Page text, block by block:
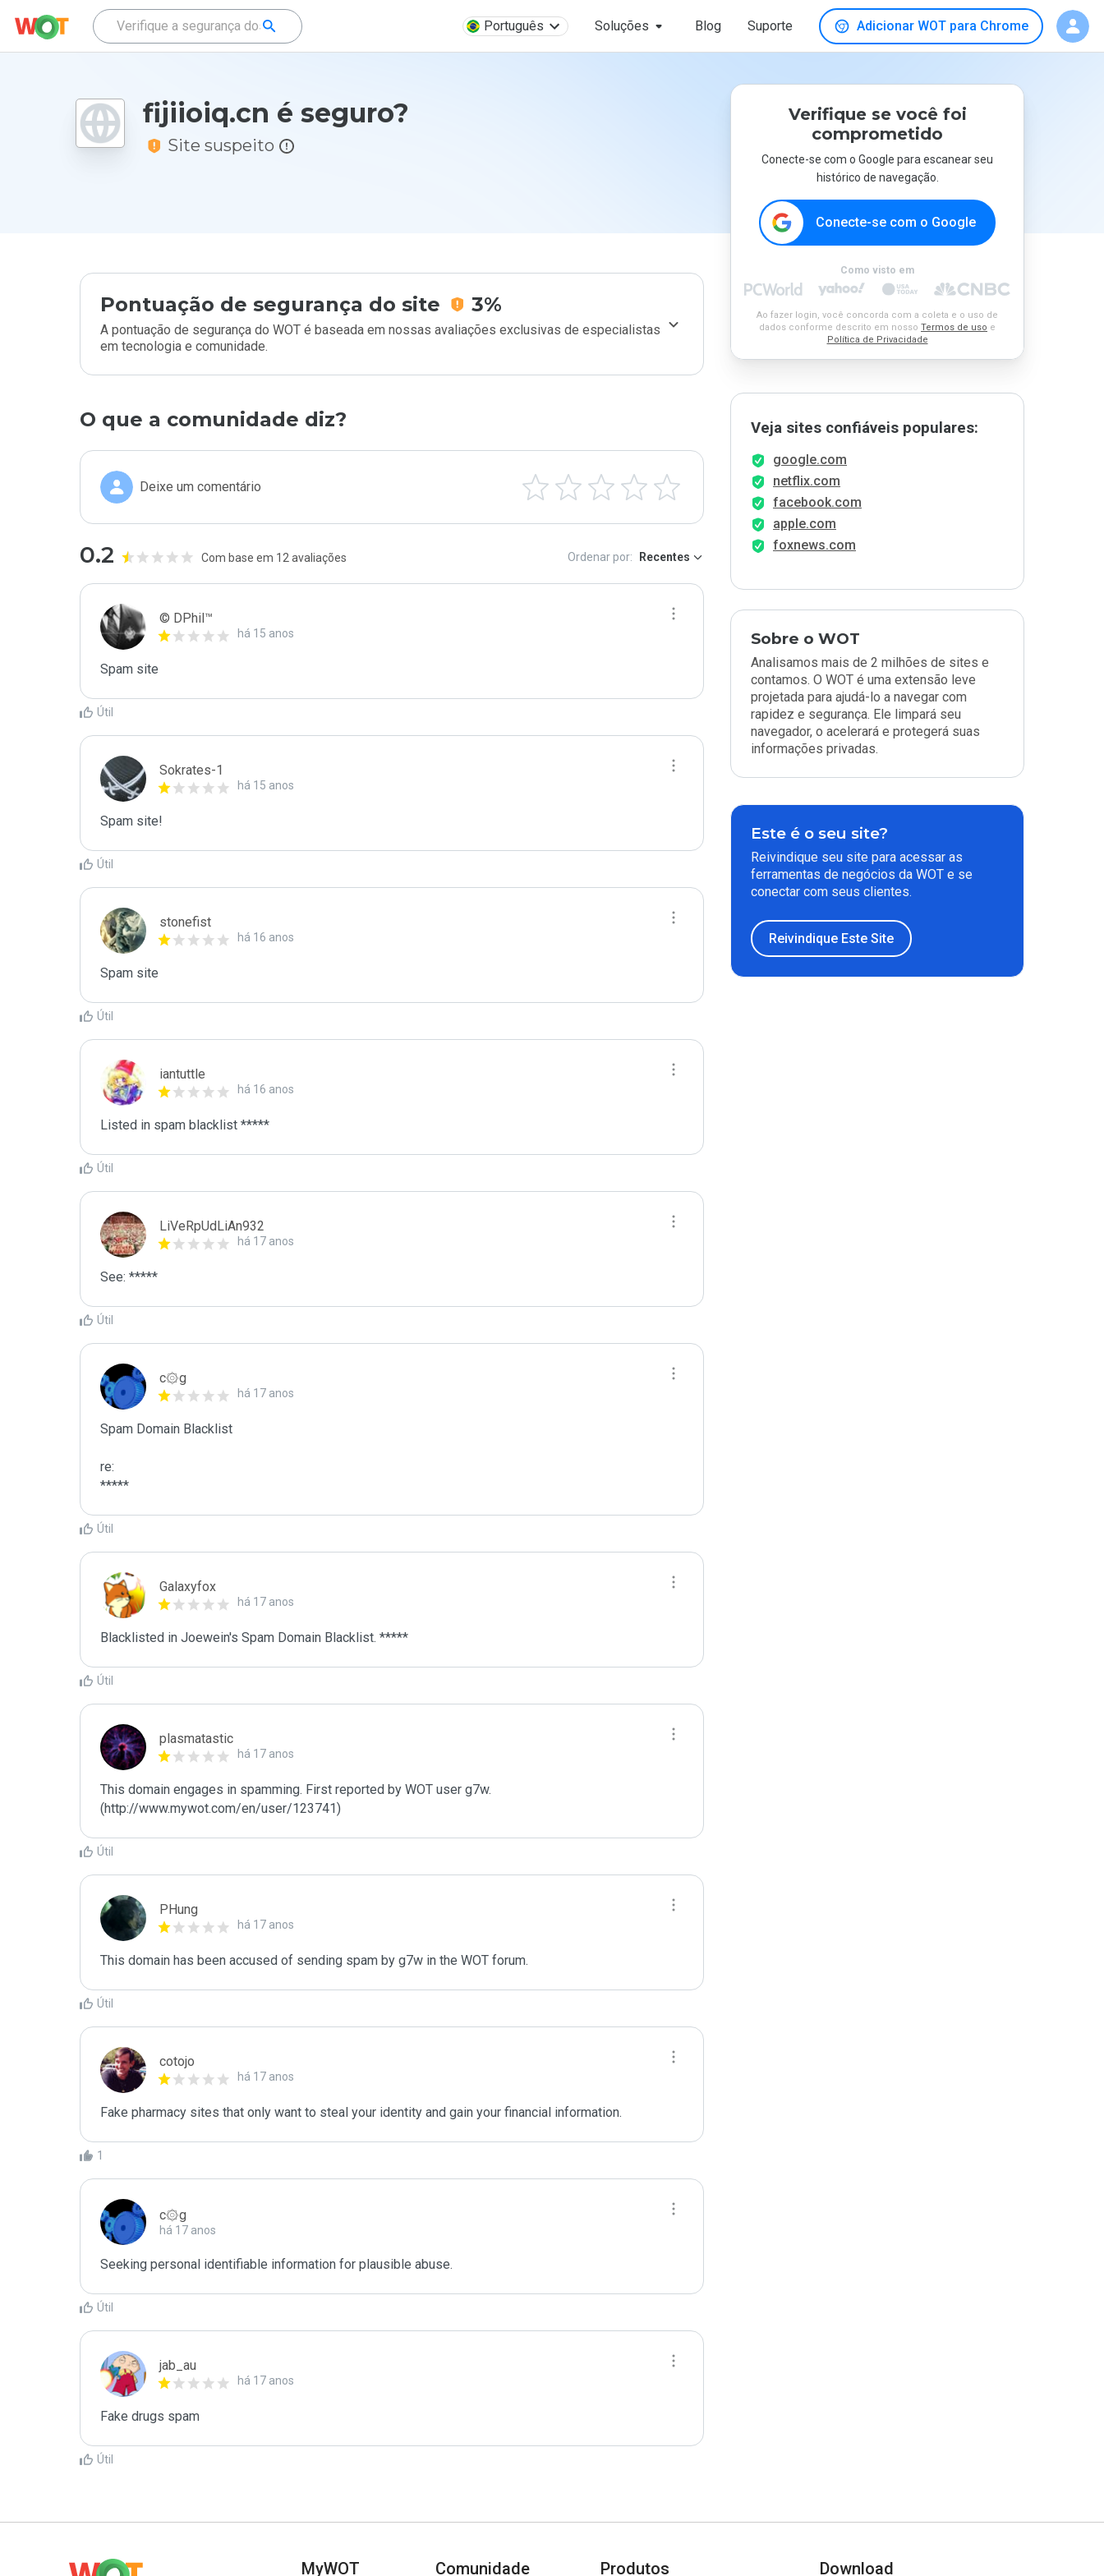
Português Soluções Blog Suporte Adicionar WOT para Chrome
fijiioiq.cn é seguro?
Site suspeito
Pontuação de segurança do site 3%
A pontuação de segurança do WOT é baseada em nossas avaliações exclusivas de especialistas
em tecnologia e comunidade.
O que a comunidade diz?
Deixe um comentário
0.2 Com base em 12 avaliações Ordenar por: Recentes
© DPhil™
há 15 anos
Spam site
Útil
Sokrates-1
há 15 anos
Spam site!
Útil
stonefist
há 16 anos
Spam site
Útil
iantuttle
há 16 anos
Listed in spam blacklist *****
Útil
LiVeRpUdLiAn932
há 17 anos
See: *****
Útil
c۞g
há 17 anos
Spam Domain Blacklist
re:
*****
Útil
Galaxyfox
há 17 anos
Blacklisted in Joewein's Spam Domain Blacklist. *****
Útil
plasmatastic
há 17 anos
This domain engages in spamming. First reported by WOT user g7w.
(http://www.mywot.com/en/user/123741)
Útil
PHung
há 17 anos
This domain has been accused of sending spam by g7w in the WOT forum.
Útil
cotojo
há 17 anos
Fake pharmacy sites that only want to steal your identity and gain your financial information.
1
c۞g
há 17 anos
Seeking personal identifiable information for plausible abuse.
Útil
jab_au
há 17 anos
Fake drugs spam
Útil
Verifique se você foi
comprometido
Conecte-se com o Google para escanear seu
histórico de navegação.
Conecte-se com o Google
Como visto em
Ao fazer login, você concorda com a coleta e o uso de
dados conforme descrito em nosso Termos de uso e
Política de Privacidade
Veja sites confiáveis populares:
google.com
netflix.com
facebook.com
apple.com
foxnews.com
Sobre o WOT
Analisamos mais de 2 milhões de sites e
contamos. O WOT é uma extensão leve
projetada para ajudá-lo a navegar com
rapidez e segurança. Ele limpará seu
navegador, o acelerará e protegerá suas
informações privadas.
Este é o seu site?
Reivindique seu site para acessar as
ferramentas de negócios da WOT e se
conectar com seus clientes.
Reivindique Este Site
MyWOT Comunidade Produtos Download